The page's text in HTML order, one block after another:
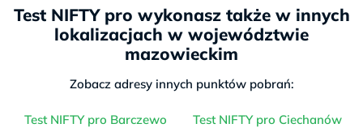
Test NIFTY pro wykonasz także w innych
lokalizacjach w województwie
mazowieckim
Zobacz adresy innych punktów pobrań:
Test NIFTY pro Barczewo
Test NIFTY pro Ciechanów